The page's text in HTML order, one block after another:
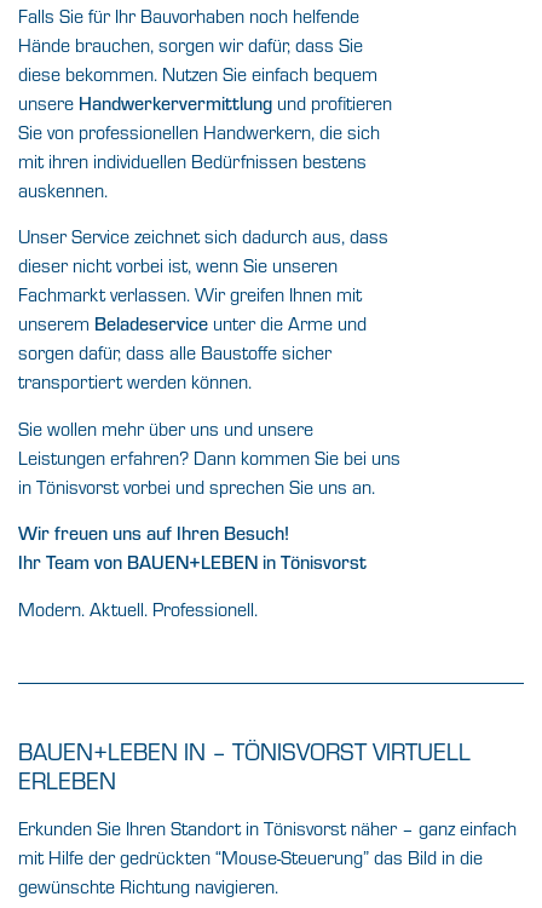
Falls Sie für Ihr Bauvorhaben noch helfende
Hände brauchen, sorgen wir dafür, dass Sie
diese bekommen. Nutzen Sie einfach bequem
unsere Handwerkervermittlung und profitieren
Sie von professionellen Handwerkern, die sich
mit ihren individuellen Bedürfnissen bestens
auskennen.
Unser Service zeichnet sich dadurch aus, dass
dieser nicht vorbei ist, wenn Sie unseren
Fachmarkt verlassen. Wir greifen Ihnen mit
unserem Beladeservice unter die Arme und
sorgen dafür, dass alle Baustoffe sicher
transportiert werden können.
Sie wollen mehr über uns und unsere
Leistungen erfahren? Dann kommen Sie bei uns
in Tönisvorst vorbei und sprechen Sie uns an.
Wir freuen uns auf Ihren Besuch!
Ihr Team von BAUEN+LEBEN in Tönisvorst
Modern. Aktuell. Professionell.
BAUEN+LEBEN IN – TÖNISVORST VIRTUELL
ERLEBEN
Erkunden Sie Ihren Standort in Tönisvorst näher – ganz einfach
mit Hilfe der gedrückten “Mouse-Steuerung” das Bild in die
gewünschte Richtung navigieren.